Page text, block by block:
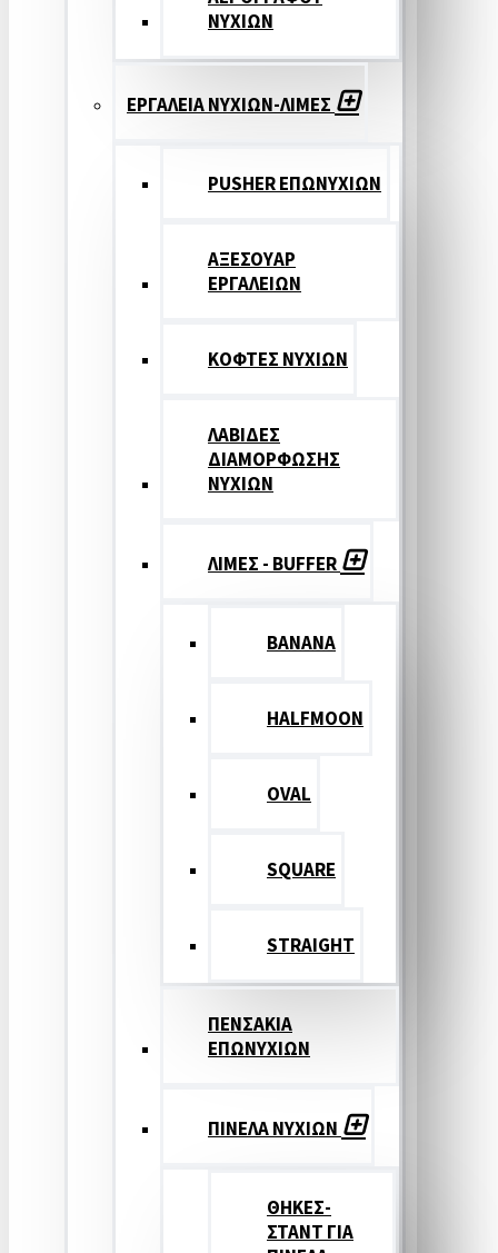
ΝΥΧΙΩΝ
ΕΡΓΑΛΕΙΑ ΝΥΧΙΩΝ-ΛΙΜΕΣ
PUSHER ΕΠΩΝΥΧΙΩΝ
ΑΞΕΣΟΥΑΡ
ΕΡΓΑΛΕΙΩΝ
ΚΟΦΤΕΣ ΝΥΧΙΩΝ
ΛΑΒΙΔΕΣ
ΔΙΑΜΟΡΦΩΣΗΣ
ΝΥΧΙΩΝ
ΛΙΜΕΣ - BUFFER
BANANA
HALFMOON
OVAL
SQUARE
STRAIGHT
ΠΕΝΣΑΚΙΑ
ΕΠΩΝΥΧΙΩΝ
ΠΙΝΕΛΑ ΝΥΧΙΩΝ
ΘΗΚΕΣ-
ΣΤΑΝΤ ΓΙΑ